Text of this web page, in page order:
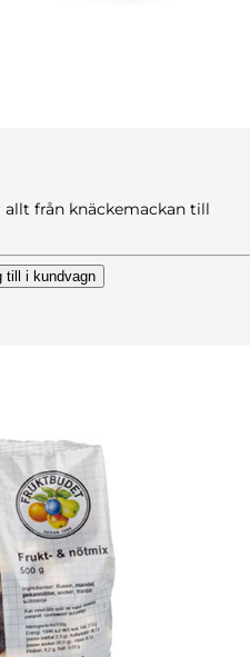
från knäckemackan till
till i kundvagn